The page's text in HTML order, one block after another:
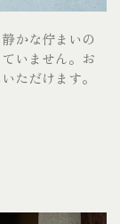
かな佇まいの
いません。お
ただけます。